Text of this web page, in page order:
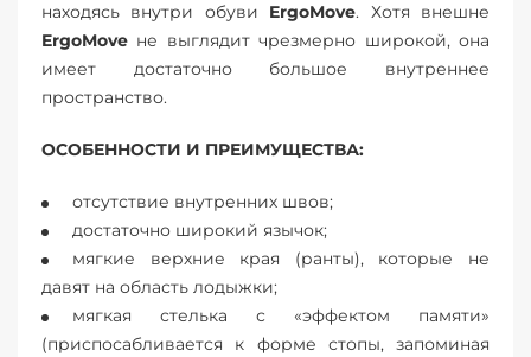
находясь внутри обуви ErgoMove. Хотя внешне
ErgoMove не выглядит чрезмерно широкой, она
имеет достаточно большое внутреннее
пространство.
ОСОБЕННОСТИ И ПРЕИМУЩЕСТВА:
отсутствие внутренних швов;
достаточно широкий язычок;
мягкие верхние края (ранты), которые не
давят на область лодыжки;
мягкая стелька с «эффектом памяти»
(приспосабливается к форме стопы, запоминая